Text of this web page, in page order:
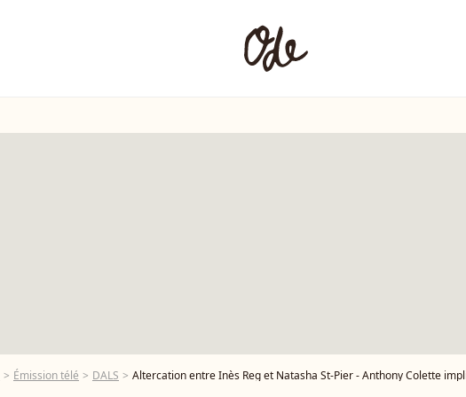
Émission télé DALS Altercation entre Inès Reg et Natasha St-Pier - Anthony Colette impliqué